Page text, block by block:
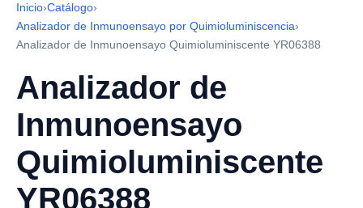
Inicio›Catálogo›
Analizador de Inmunoensayo por Quimioluminiscencia›
Analizador de Inmunoensayo Quimioluminiscente YR06388
Analizador de
Inmunoensayo
Quimioluminiscente
YR06388